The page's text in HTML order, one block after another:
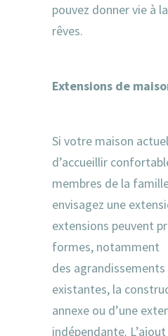
pouvez donner vie à
rêves.
Extensions de
Si votre maison
d’accueillir
membres de la
envisagez une
extensions peuvent
formes, notamment
des agrandissements
existantes, la
annexe ou d’une
indépendante.